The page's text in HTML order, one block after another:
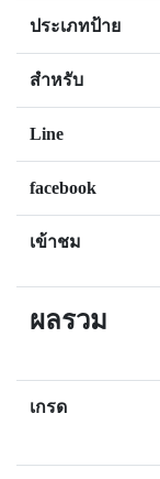
ประเภทป้าย
สำหรับ
Line
facebook
เข้าชม
ผลรวม
เกรด